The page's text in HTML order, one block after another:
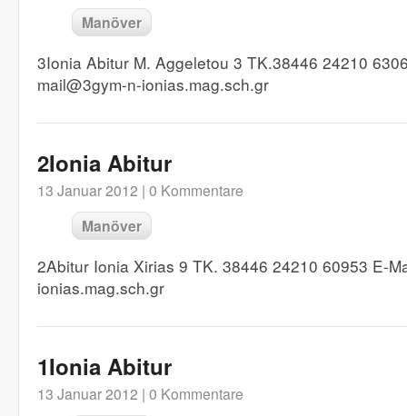
Manöver
3Ionia Abitur M. Aggeletou 3 TK.38446 24210
mail@3gym-n-ionias.mag.sch.gr
2Ionia Abitur
13 Januar 2012 | 0 Kommentare
Manöver
2Abitur Ionia Xirias 9 TK. 38446 24210 60953 E-
ionias.mag.sch.gr
1Ionia Abitur
13 Januar 2012 | 0 Kommentare